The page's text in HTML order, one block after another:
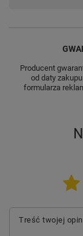
Producent
od daty
formularza
Treść twojej